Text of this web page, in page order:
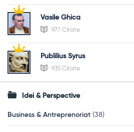
Vasile Ghica
977 Citate
Publilius Syrus
935 Citate
Idei & Perspective
Business & Antreprenoriat (38)